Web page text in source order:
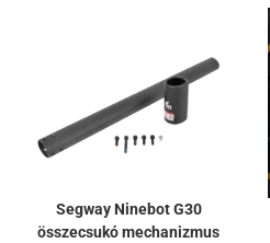
Segway Ninebot G30
összecsukó mechanizmus